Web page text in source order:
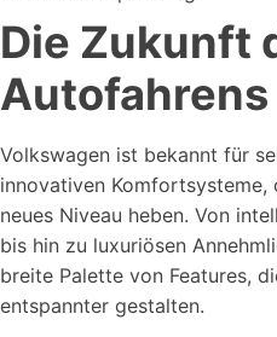
Die Zukunft
Autofahrens
Volkswagen ist bekannt für
innovativen Komfortsysteme,
neues Niveau heben. Von
bis hin zu luxuriösen
breite Palette von Features,
entspannter gestalten.